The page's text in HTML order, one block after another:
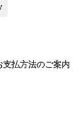
支払方法のご案内